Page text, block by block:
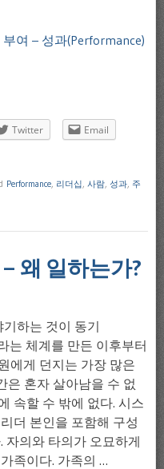
여 – 성과(Performance)
Twitter
Email
Performance, 리더십, 사람, 성과, 주
왜 일하는가?
하는 것이 동기
는 체계를 만든 이후부터
에게 던지는 가장 많은
은 혼자 살아남을 수 없
속할 수 밖에 없다. 시스
더 본인을 포함해 구성
자의와 타의가 오묘하게
족이다. 가족의 …